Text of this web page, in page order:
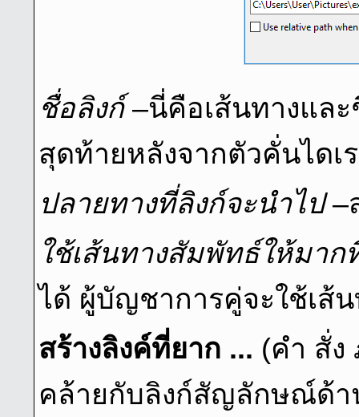
ชื่อลิงก์–นี่คือเส้นทางและ
สุดท้ายหลังจากตัวคั่นไดเ
ปลายทางที่ลิงก์จะนําไป–
ใช้เส้นทางสัมพัทธ์ให้มาก
ได้ ผู้บัญชาการคู่จะใช้เส้
สร้างลิงค์ที่ยาก ... (คํา สั่ง
คล้ายกับลิงก์สัญลักษณ์ด้า